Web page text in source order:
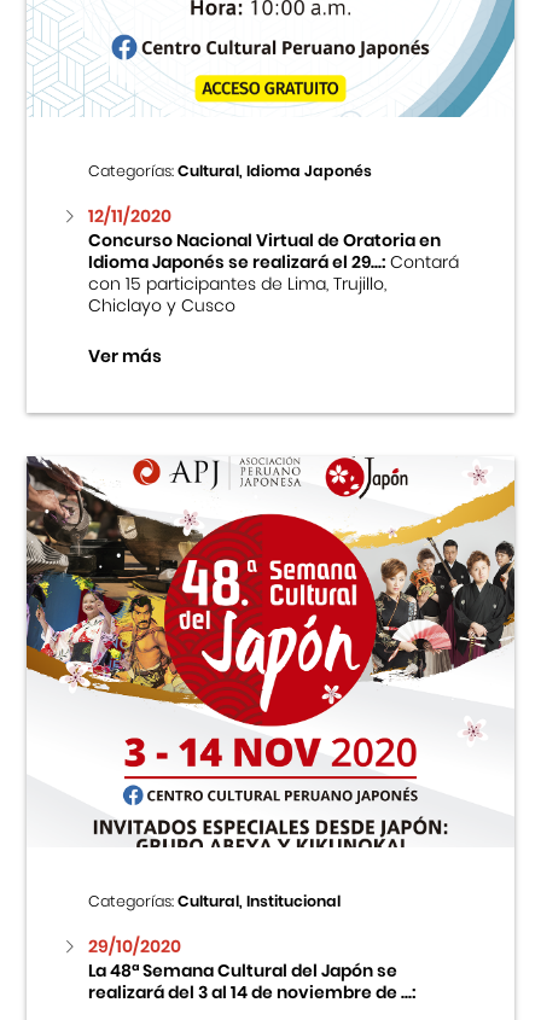
Centro Cultural Peruano Japonés
Cursos
Museo de la Inmigración Japonesa
Fondo Editorial
Teatro Peruano Japonés
Categorías:Cultural, Idioma Japonés
12/11/2020
Concurso Nacional Virtual de Oratoria en
Idioma Japonés se realizará el 29...:Contará
con 15 participantes de Lima, Trujillo,
Chiclayo y Cusco
Ver más
Categorías:Cultural, Institucional
29/10/2020
La 48ª Semana Cultural del Japón se
realizará del 3 al 14 de noviembre de ...: